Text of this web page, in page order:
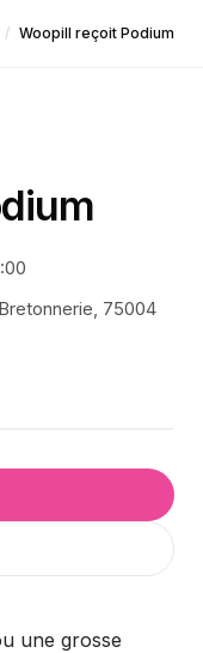
/ Woopill reçoit Podium
75004
une grosse